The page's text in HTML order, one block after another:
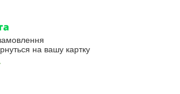
на вашу картку